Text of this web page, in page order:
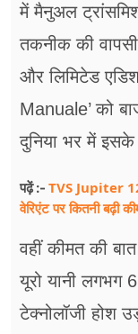
में मैनुअल
तकनीक की
और लिमिटेड
Manuale’ को
दुनिया भर में इसके
पढ़ें :- TVS Jupiter
वेरिएंट पर कितनी बढ़ी
वहीं कीमत की
यूरो यानी लगभग
टेक्नोलॉजी होश